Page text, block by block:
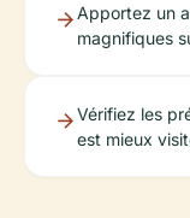
Apportez un
magnifiques
Vérifiez les
est mieux